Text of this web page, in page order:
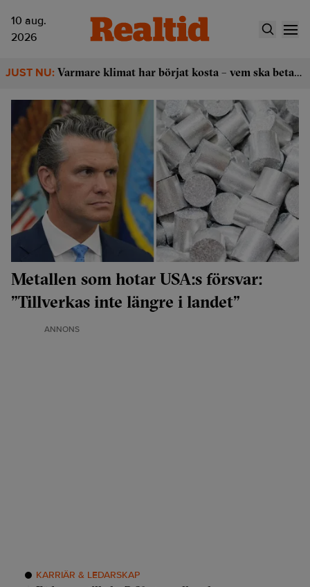
10 aug.
2026
JUST NU: Varmare klimat har börjat kosta – vem ska betala notan?
Metallen som hotar USA:s försvar:
”Tillverkas inte längre i landet”
ANNONS
KARRIÄR & LEDARSKAP